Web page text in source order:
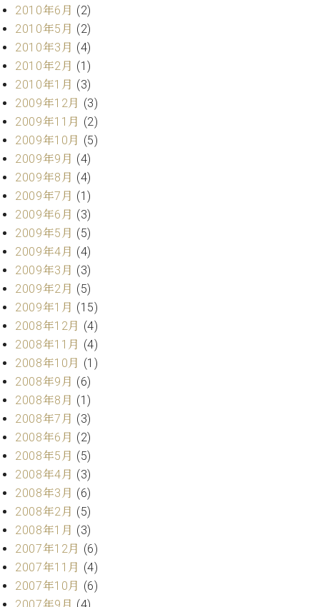
2010年6月 (2)
2010年5月 (2)
2010年3月 (4)
2010年2月 (1)
2010年1月 (3)
2009年12月 (3)
2009年11月 (2)
2009年10月 (5)
2009年9月 (4)
2009年8月 (4)
2009年7月 (1)
2009年6月 (3)
2009年5月 (5)
2009年4月 (4)
2009年3月 (3)
2009年2月 (5)
2009年1月 (15)
2008年12月 (4)
2008年11月 (4)
2008年10月 (1)
2008年9月 (6)
2008年8月 (1)
2008年7月 (3)
2008年6月 (2)
2008年5月 (5)
2008年4月 (3)
2008年3月 (6)
2008年2月 (5)
2008年1月 (3)
2007年12月 (6)
2007年11月 (4)
2007年10月 (6)